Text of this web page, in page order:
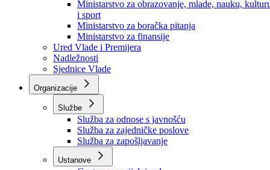
raseljena lica i izbjeglice
Ministarstvo za urbanizam, prostorno uređenje i
zaštitu okoline
Ministarstvo za obrazovanje, mlade, nauku,
i sport
Ministarstvo za boračka pitanja
Ministarstvo za finansije
Ured Vlade i Premijera
Nadležnosti
Sjednice Vlade
Organizacije
Službe
Služba za odnose s javnošću
Služba za zajedničke poslove